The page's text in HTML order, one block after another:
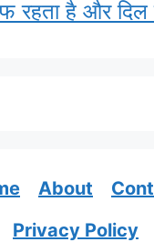
रहता है और दिल
About
Privacy Policy